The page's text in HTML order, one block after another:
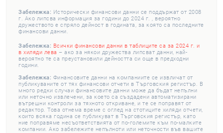
Забележка: Исторически финансови данни се поддържат от 2008
г. Ако липсва информация за години до 2024 г. , вероятно
дружеството е спряло дейност в годината, за която са последните
финансови данни.
Забележка: Всички финансови данни в таблиците са за 2024 г. и
в хиляди лева – ако за някои дружества липсват данни, най-
вероятно те са преустановили дейността си още в предходни
години.
Забележка: Финансовите данни на компаниите се извличат от
публикуваните от тях финансови отчети в Търговския регистър. В
много редки случаи финансовите данни може да бъдат непълни
или неточно извлечени, за което са създадени автоматизирани
вътрешни контроли за тяхното откриване, и те се поправят от
редактор. Това отнема време с оглед на стотиците хиляди отчети,
които всяка година се публикуват в Търговския регистър, като
ние поправяме несъответствията от по-големите към по-малките
компании. Ако забележите непълноти или неточности във вашите